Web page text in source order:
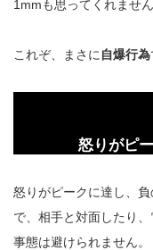
1mmも思ってくれません
これぞ、まさに 自爆行為
怒りがピ
怒りがピークに達し、
で、相手と対面したり
事態は避けられません。